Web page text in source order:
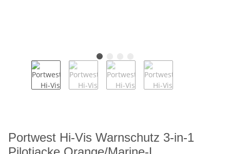
Portwest Hi-Vis Warnschutz 3-in-1